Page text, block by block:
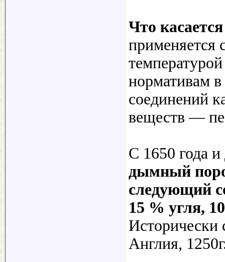
Что
применяется
нормативам
соединений
веществ —
С 1650 года
дымный
следующий
15 % угля,
Исторически
Англия,